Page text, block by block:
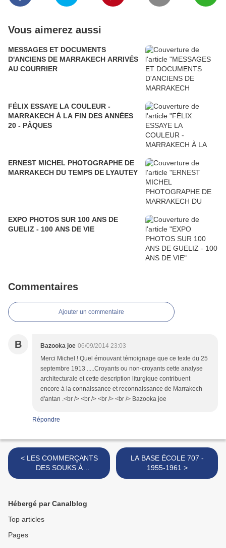
Vous aimerez aussi
MESSAGES ET DOCUMENTS
D'ANCIENS DE MARRAKECH ARRIVÉS
AU COURRIER
FÉLIX ESSAYE LA COULEUR -
MARRAKECH À LA FIN DES ANNÉES
20 - PÂQUES
ERNEST MICHEL PHOTOGRAPHE DE
MARRAKECH DU TEMPS DE LYAUTEY
EXPO PHOTOS SUR 100 ANS DE
GUELIZ - 100 ANS DE VIE
Commentaires
Ajouter un commentaire
B Bazooka joe 06/09/2014 23:03
Merci Michel ! Quel émouvant témoignage que ce texte du 25
septembre 1913 .....Croyants ou non-croyants cette analyse
architecturale et cette description liturgique contribuent
encore à la connaissance et reconnaissance de Marrakech
d'antan .<br /> <br /> <br /> <br /> Bazooka joe
Répondre
< LES COMMERÇANTS
DES SOUKS À
MARRAKECH EN 1954-55
LA BASE ÉCOLE 707 -
1955-1961 >
Hébergé par Canalblog
Top articles
Pages